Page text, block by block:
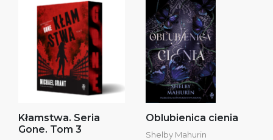
Kłamstwa. Seria
Gone. Tom 3
Oblubienica cienia
Shelby Mahurin